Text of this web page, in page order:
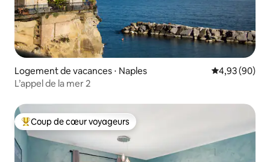
Logement de vacances ⋅ Naples Évaluation
4,93 (90)
L’appel de la mer 2
Coups de cœur voyageurs les plus appréciés
Coup de cœur voyageurs